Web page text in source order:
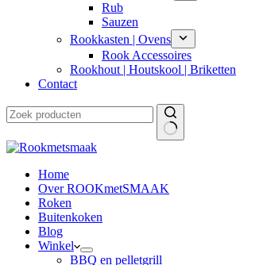
Rub
Sauzen
Rookkasten | Ovens
Rook Accessoires
Rookhout | Houtskool | Briketten
Contact
Home
Over ROOKmetSMAAK
Roken
Buitenkoken
Blog
Winkel
BBQ en pelletgrill